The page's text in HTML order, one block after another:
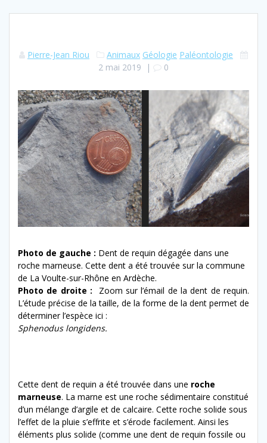
Pierre-Jean Riou Animaux Géologie Paléontologie
2 mai 2019 | 0
Photo de gauche : Dent de requin dégagée dans une
roche marneuse. Cette dent a été trouvée sur la commune
de La Voulte-sur-Rhône en Ardèche.
Photo de droite :
Zoom sur l’émail de la dent de requin.
L’étude précise de la taille, de la forme de la dent permet de
déterminer l’espèce ici :
Sphenodus longidens.
Cette dent de requin a été trouvée dans une roche
marneuse. La marne est une roche sédimentaire constitué
d’un mélange d’argile et de calcaire. Cette roche solide sous
l’effet de la pluie s’effrite et s’érode facilement. Ainsi les
éléments plus solide (comme une dent de requin fossile ou